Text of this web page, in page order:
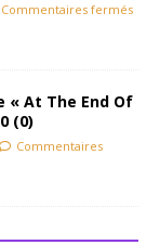
Commentaires fermés
« At The End Of
0 (0)
Commentaires